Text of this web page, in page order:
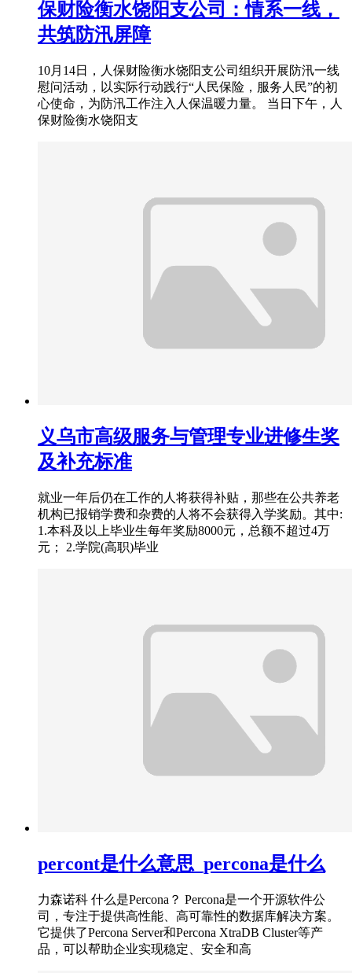
保财险衡水饶阳支公司：情系一线，
共筑防汛屏障
10月14日，人保财险衡水饶阳支公司组织开展防汛一线
慰问活动，以实际行动践行“人民保险，服务人民”的初
心使命，为防汛工作注入人保温暖力量。 当日下午，人
保财险衡水饶阳支
义乌市高级服务与管理专业进修生奖
及补充标准
就业一年后仍在工作的人将获得补贴，那些在公共养老
机构已报销学费和杂费的人将不会获得入学奖励。其中:
1.本科及以上毕业生每年奖励8000元，总额不超过4万
元； 2.学院(高职)毕业
percont是什么意思_percona是什么
力森诺科 什么是Percona？ Percona是一个开源软件公
司，专注于提供高性能、高可靠性的数据库解决方案。
它提供了Percona Server和Percona XtraDB Cluster等产
品，可以帮助企业实现稳定、安全和高